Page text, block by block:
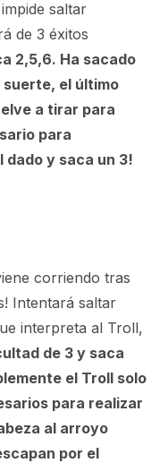
saltar
de 3 éxitos
2,5,6. Ha sacado
suerte, el último
a tirar para
para
y saca un 3!
corriendo tras
Intentará saltar
interpreta al Troll,
de 3 y saca
el Troll solo
para realizar
al arroyo
por el